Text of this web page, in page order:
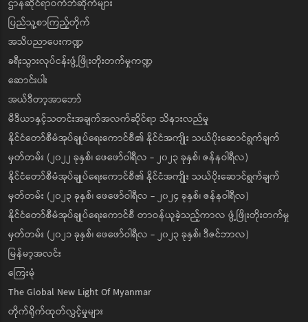
ဌာနဆိုင်ရာဝက်ဘ်ဆိုက်များ
ပြည်သူ့စာကြည့်တိုက်
အသိပညာပေးကဏ္ဍ
ခရီးသွားလုပ်ငန်းဖွံ့ဖြိုးတိုးတက်မှုကဏ္ဍ
ဆောင်းပါး
အယ်ဒီတာ့အာဘော်
မီဒီယာနှင့်သတင်းအချက်အလက်ဆိုင်ရာ သိနားလည်မှု
နိုင်ငံတော်စီမံအုပ်ချုပ်ရေးကောင်စီ၏ နိုင်ငံအကျိုး သယ်ပိုးဆောင်ရွက်ချက်
မှတ်တမ်း (၂၀၂၂ ခုနှစ်၊ ဖေဖော်ဝါရီလ - ၂၀၂၃ ခုနှစ်၊ ဇန်နဝါရီလ)
နိုင်ငံတော်စီမံအုပ်ချုပ်ရေးကောင်စီ၏ နိုင်ငံအကျိုး သယ်ပိုးဆောင်ရွက်ချက်
မှတ်တမ်း (၂၀၂၃ ခုနှစ်၊ ဖေဖော်ဝါရီလ - ၂၀၂၄ ခုနှစ်၊ ဇန်နဝါရီလ)
နိုင်ငံတော်စီမံအုပ်ချုပ်ရေးကောင်စီ တာဝန်ယူခဲ့သည့်ကာလ ဖွံ့ဖြိုးတိုးတက်မှု
မှတ်တမ်း (၂၀၂၁ ခုနှစ်၊ ဖေဖော်ဝါရီလ - ၂၀၂၃ ခုနှစ်၊ ဒီဇင်ဘာလ)
မြန်မာ့အလင်း
ကြေးမုံ
The Global New Light Of Myanmar
တိုက်ရိုက်ထုတ်လွှင့်မှုများ